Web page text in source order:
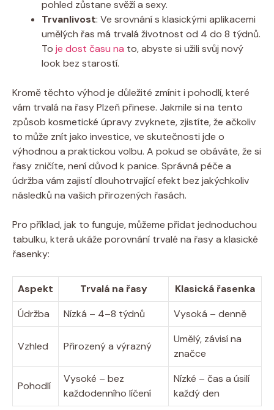
pohled zůstane svěží a sexy.
Trvanlivost: Ve srovnání s klasickými aplikacemi
umělých řas má trvalá životnost od 4 do 8 týdnů.
To je dost času na to, abyste si užili svůj nový
look bez starostí.
Kromě těchto výhod je důležité zmínit i pohodlí, které
vám trvalá na řasy Plzeň přinese. Jakmile si na tento
způsob kosmetické úpravy zvyknete, zjistíte, že ačkoliv
to může znít jako investice, ve skutečnosti jde o
výhodnou a praktickou volbu. A pokud se obáváte, že si
řasy zničíte, není důvod k panice. Správná péče a
údržba vám zajistí dlouhotrvající efekt bez jakýchkoliv
následků na vašich přirozených řasách.
Pro příklad, jak to funguje, můžeme přidat jednoduchou
tabulku, která ukáže porovnání trvalé na řasy a klasické
řasenky:
Aspekt Trvalá na řasy
Klasická řasenka
Údržba
Nízká – 4–8 týdnů Vysoká – denně
Vzhled Přirozený a výrazný
Umělý, závisí na
značce
Pohodlí
Vysoké – bez
každodenního líčení
Nízké – čas a úsilí
každý den